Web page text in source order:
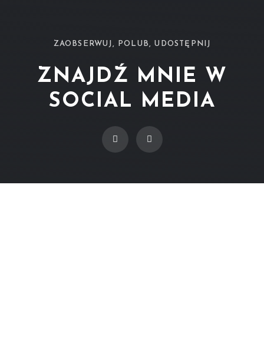
ZAOBSERWUJ, POLUB, UDOSTĘPNIJ
ZNAJDŹ MNIE W
SOCIAL MEDIA